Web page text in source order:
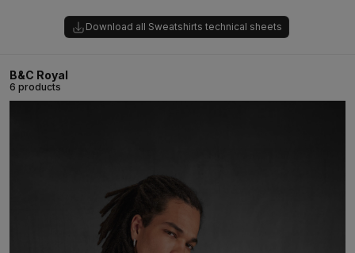
Download all Sweatshirts technical sheets
B&C Royal
6 products